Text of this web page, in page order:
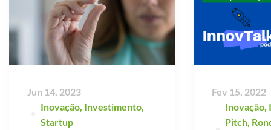
Jun 14, 2023
Inovação Investimento
Startup
Fev 15, 2022
Inovação
Pitch